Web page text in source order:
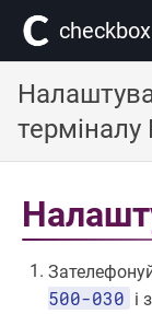
сheckbox
терміналу
500-030 і